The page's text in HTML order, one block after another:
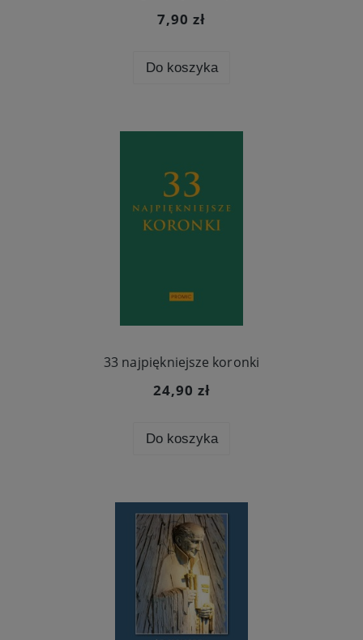
7,90 zł
Do koszyka
33 najpiękniejsze koronki
24,90 zł
Do koszyka